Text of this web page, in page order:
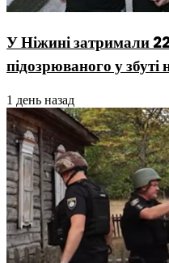
У Ніжині затримали
підозрюваного у збуті
1 день назад